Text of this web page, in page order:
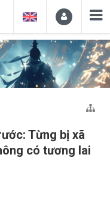
Từng bị xã
có tương lai